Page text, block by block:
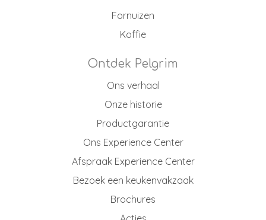
Fornuizen
Koffie
Ontdek Pelgrim
Ons verhaal
Onze historie
Productgarantie
Ons Experience Center
Afspraak Experience Center
Bezoek een keukenvakzaak
Brochures